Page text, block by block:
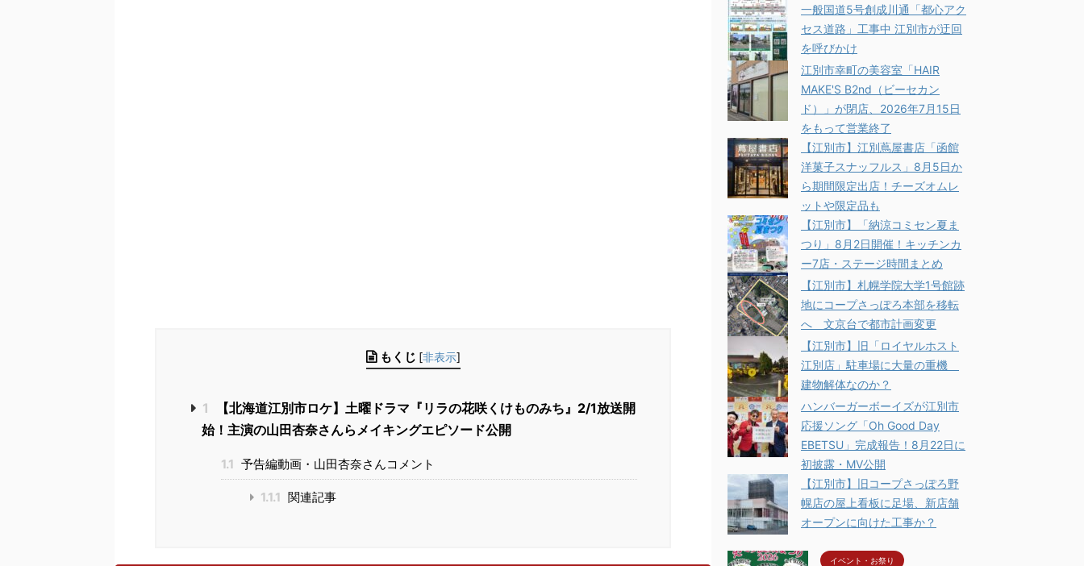
もくじ [非表示]
1
【北海道江別市ロケ】土曜ドラマ『リラの花咲くけものみち』2/1放送開
始！主演の山田杏奈さんらメイキングエピソード公開
1.1 予告編動画・山田杏奈さんコメント
1.1.1 関連記事
一般国道5号創成川通「都心アク
セス道路」工事中 江別市が迂回
を呼びかけ
江別市幸町の美容室「HAIR
MAKE'S B2nd（ビーセカン
ド）」が閉店、2026年7月15日
をもって営業終了
【江別市】江別蔦屋書店「函館
洋菓子スナッフルス」8月5日か
ら期間限定出店！チーズオムレ
ットや限定品も
【江別市】「納涼コミセン夏ま
つり」8月2日開催！キッチンカ
ー7店・ステージ時間まとめ
【江別市】札幌学院大学1号館跡
地にコープさっぽろ本部を移転
へ 文京台で都市計画変更
【江別市】旧「ロイヤルホスト
江別店」駐車場に大量の重機
建物解体なのか？
ハンバーガーボーイズが江別市
応援ソング「Oh Good Day
EBETSU」完成報告！8月22日に
初披露・MV公開
【江別市】旧コープさっぽろ野
幌店の屋上看板に足場、新店舗
オープンに向けた工事か？
イベント・お祭り